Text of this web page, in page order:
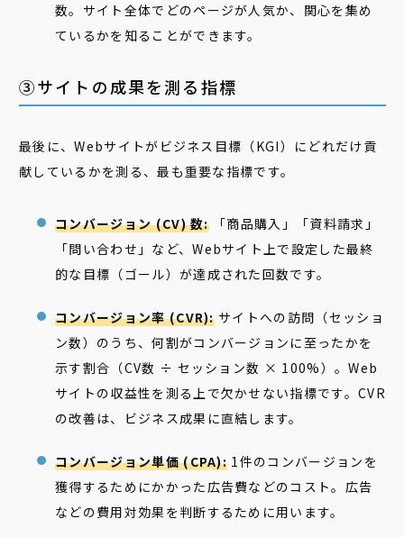
数。サイト全体でどのページが人気か、関心を集め
ているかを知ることができます。
③サイトの成果を測る指標
最後に、Webサイトがビジネス目標（KGI）にどれだけ貢
献しているかを測る、最も重要な指標です。
コンバージョン (CV) 数:「商品購入」「資料請求」
「問い合わせ」など、Webサイト上で設定した最終
的な目標（ゴール）が達成された回数です。
コンバージョン率 (CVR):サイトへの訪問（セッショ
ン数）のうち、何割がコンバージョンに至ったかを
示す割合（CV数 ÷ セッション数 × 100%）。Web
サイトの収益性を測る上で欠かせない指標です。CVR
の改善は、ビジネス成果に直結します。
コンバージョン単価 (CPA): 1件のコンバージョンを
獲得するためにかかった広告費などのコスト。広告
などの費用対効果を判断するために用います。